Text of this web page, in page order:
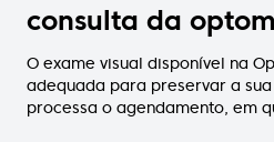
consulta da
O exame visual disponível na
adequada para preservar a
processa o agendamento, em